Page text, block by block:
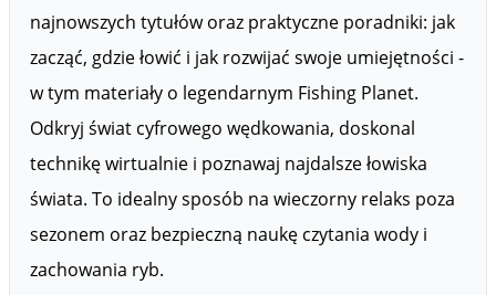
najnowszych tytułów oraz praktyczne poradniki: jak
zacząć, gdzie łowić i jak rozwijać swoje umiejętności -
w tym materiały o legendarnym Fishing Planet.
Odkryj świat cyfrowego wędkowania, doskonal
technikę wirtualnie i poznawaj najdalsze łowiska
świata. To idealny sposób na wieczorny relaks poza
sezonem oraz bezpieczną naukę czytania wody i
zachowania ryb.